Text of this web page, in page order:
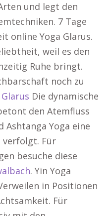
und legt den
7 Tage
online Yoga Glarus.
weil es den
Ruhe bringt.
noch zu
Die dynamische
den Atemfluss
Ashtanga Yoga eine
verfolgt. Für
besuche diese
. Yin Yoga
in Positionen
Für